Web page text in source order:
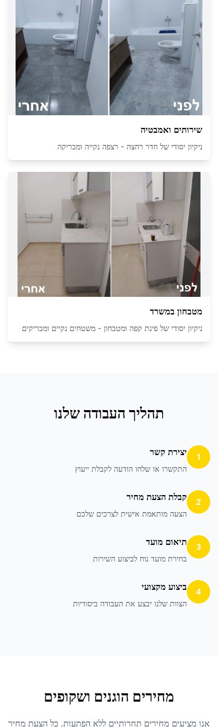
שירותים ואמבטיה
ניקיון יסודי של חדר רחצה - רצפה נקייה ומבריקה
מטבחון במשרד
ניקיון יסודי של פינת קפה ומטבחון - משטחים נקיים ומבריקים
תהליך העבודה שלנו
1 יצירת קשר
התקשרו או שלחו הודעה לקבלת ייעוץ
2 קבלת הצעת מחיר
הצעה מותאמת אישית לצרכים שלכם
3 תיאום מועד
בחירת מועד נוח לביצוע השירות
4 ביצוע מקצועי
הצוות שלנו יבצע את העבודה ביסודיות
מחירים הוגנים ושקופים
אנו מציעים מחירים תחרותיים ללא הפתעות. כל הצעת מחיר